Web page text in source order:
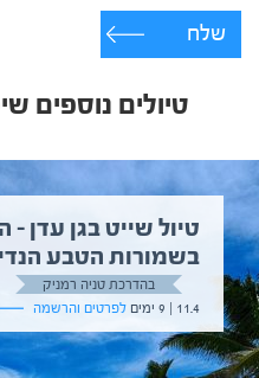
שלח
טיולים נוספים
טיול שייט בגן עדן –
בשמורות הטבע
בהדרכת טניה רמניק
11.4 | 9 ימים
לפרטים והרשמה